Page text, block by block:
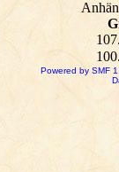
Powered by SMF